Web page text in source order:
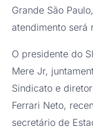
Grande São
atendimento será
O presidente do
Mere Jr,
Sindicato e
Ferrari Neto,
secretário de